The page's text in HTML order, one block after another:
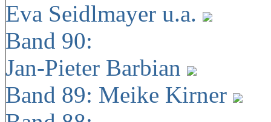
Eva Seidlmayer u.a.
Band 90:
Jan-Pieter Barbian
Band 89: Meike Kirner